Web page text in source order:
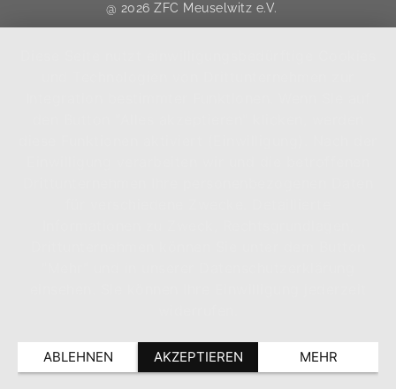
ABLEHNEN AKZEPTIEREN MEHR
@ 2026 ZFC Meuselwitz e.V.